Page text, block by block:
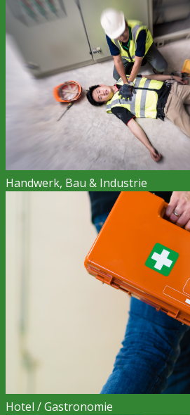
Handwerk, Bau & Industrie
Hotel / Gastronomie